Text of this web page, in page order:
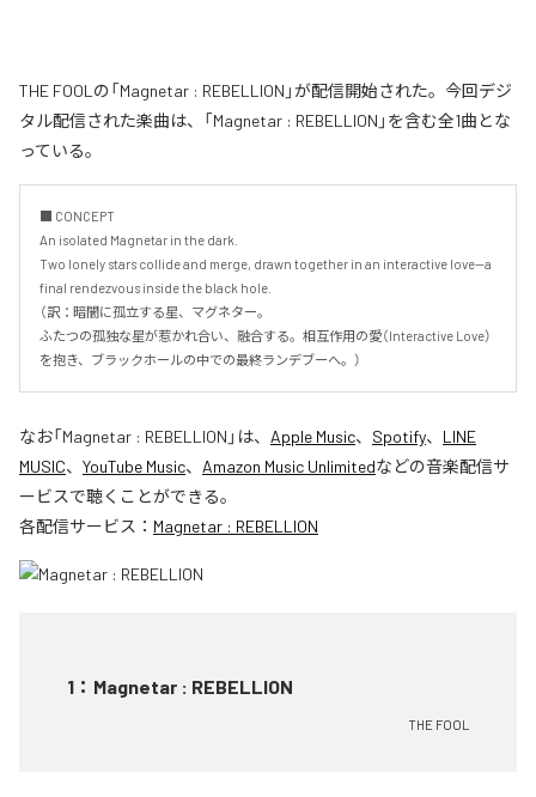
THE FOOLの「Magnetar : REBELLION」が配信開始された。今回デジ
タル配信された楽曲は、「Magnetar : REBELLION」を含む全1曲とな
っている。
■ CONCEPT
An isolated Magnetar in the dark.
Two lonely stars collide and merge, drawn together in an interactive love—a
final rendezvous inside the black hole.
（訳：暗闇に孤立する星、マグネター。
ふたつの孤独な星が惹かれ合い、融合する。相互作用の愛（Interactive Love）
を抱き、ブラックホールの中での最終ランデブーへ。）
なお「Magnetar : REBELLION 」は、 Apple Music、 Spotify、 LINE
MUSIC、 YouTube Music、 Amazon Music Unlimitedなどの音楽配信サ
ービスで聴くことができる。
各配信サービス： Magnetar : REBELLION
1 ： Magnetar : REBELLION
THE FOOL